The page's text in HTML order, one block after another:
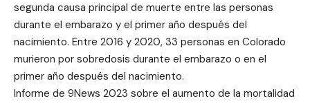
segunda causa principal de muerte entre las personas
durante el embarazo y el primer año después del
nacimiento. Entre 2016 y 2020, 33 personas en Colorado
murieron por sobredosis durante el embarazo o en el
primer año después del nacimiento.
Informe de 9News 2023 sobre el aumento de la mortalidad